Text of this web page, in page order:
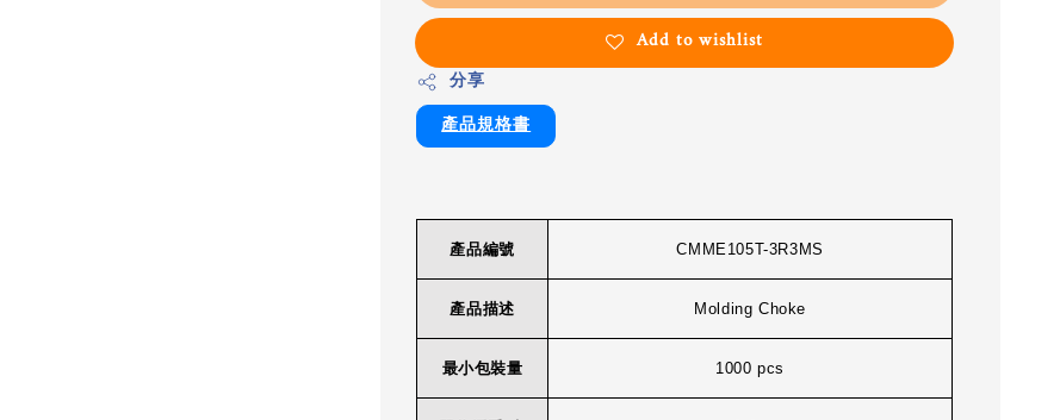
Add to wishlist
分享
產品規格書
產品編號 CMME105T-3R3MS
產品描述 Molding Choke
最小包裝量 1000 pcs